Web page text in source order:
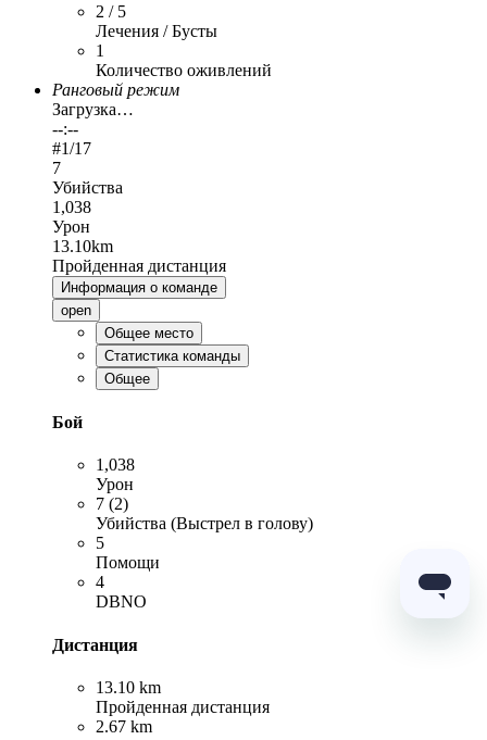
2 / 5
Лечения / Бусты
1
Количество оживлений
Ранговый режим
Загрузка…
--:--
#1/17
7
Убийства
1,038
Урон
13.10km
Пройденная дистанция
Информация о команде
open
Общее место
Статистика команды
Общее
Бой
1,038
Урон
7 (2)
Убийства (Выстрел в голову)
5
Помощи
4
DBNO
Дистанция
13.10 km
Пройденная дистанция
2.67 km